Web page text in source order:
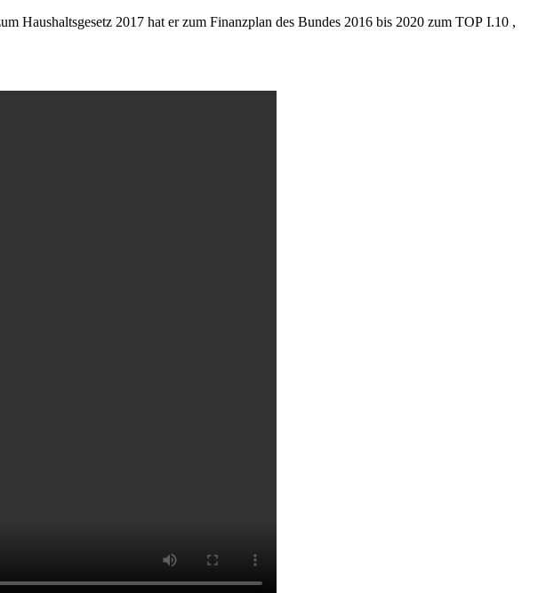
Haushaltsgesetz 2017 hat er zum Finanzplan des Bundes 2016 bis 2020 zum TOP I.10 ,